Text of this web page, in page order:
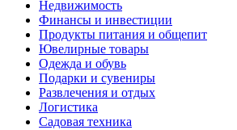
Недвижимость
Финансы и инвестиции
Продукты питания и общепит
Ювелирные товары
Одежда и обувь
Подарки и сувениры
Развлечения и отдых
Логистика
Садовая техника